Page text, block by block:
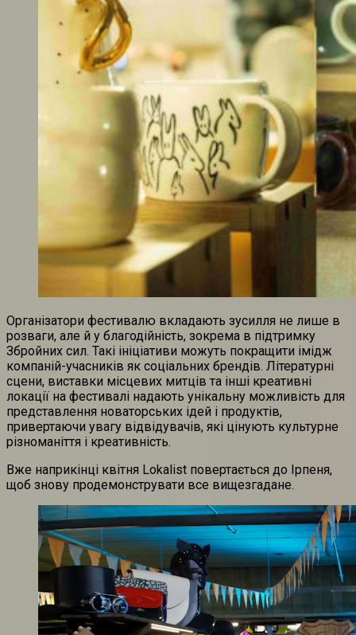
Організатори фестивалю вкладають зусилля не лише в
розваги, але й у благодійність, зокрема в підтримку
Збройних сил. Такі ініціативи можуть покращити імідж
компаній-учасників як соціальних брендів. Літературні
сцени, виставки місцевих митців та інші креативні
локації на фестивалі надають унікальну можливість для
представлення новаторських ідей і продуктів,
привертаючи увагу відвідувачів, які цінують культурне
різноманіття і креативність.
Вже наприкінці квітня Lokalist повертається до Ірпеня,
щоб знову продемонструвати все вищезгадане.